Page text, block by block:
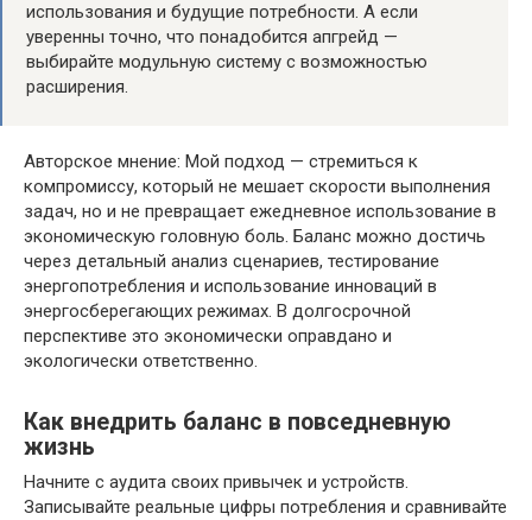
использования и будущие потребности. А если
уверенны точно, что понадобится апгрейд —
выбирайте модульную систему с возможностью
расширения.
Авторское мнение: Мой подход — стремиться к
компромиссу, который не мешает скорости выполнения
задач, но и не превращает ежедневное использование в
экономическую головную боль. Баланс можно достичь
через детальный анализ сценариев, тестирование
энергопотребления и использование инноваций в
энергосберегающих режимах. В долгосрочной
перспективе это экономически оправдано и
экологически ответственно.
Как внедрить баланс в повседневную
жизнь
Начните с аудита своих привычек и устройств.
Записывайте реальные цифры потребления и сравнивайте